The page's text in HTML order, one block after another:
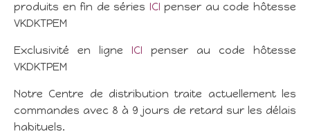
produits en fin de séries ICI penser au code hôtesse
VKDKTPEM
Exclusivité en ligne ICI penser au code hôtesse
VKDKTPEM
Notre Centre de distribution traite actuellement les
commandes avec 8 à 9 jours de retard sur les délais
habituels.